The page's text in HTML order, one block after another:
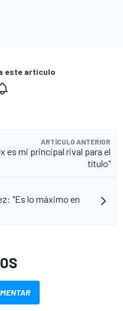
este artículo
ARTÍCULO ANTERIOR
es mi principal rival para el
título"
"Es lo máximo en